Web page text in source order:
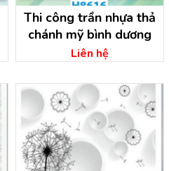
Thi công trần nhựa thả
chánh mỹ bình dương
Liên hệ